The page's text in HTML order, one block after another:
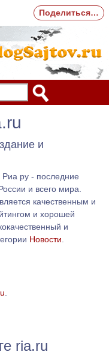
и
Риа ру - последние
и всего мира.
качественным и
и хорошей
и
Новости
ria.ru
Поделиться…